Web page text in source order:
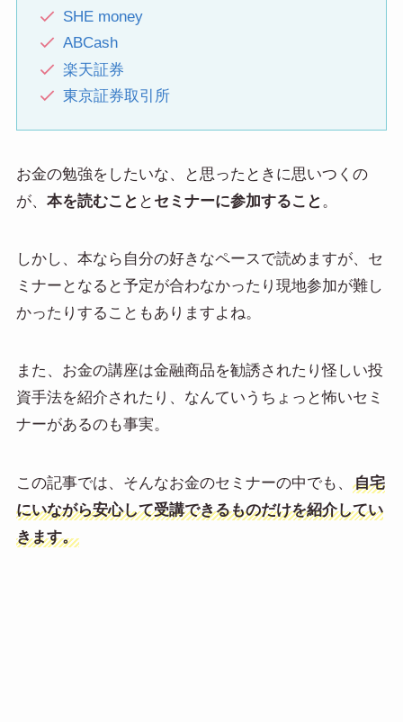
SHE money
ABCash
楽天証券
東京証券取引所
お金の勉強をしたいな、と思ったときに思いつくの
が、 本を読むこと と セミナーに参加すること 。
しかし、本なら自分の好きなペースで読めますが、セ
ミナーとなると予定が合わなかったり現地参加が難し
かったりすることもありますよね。
また、お金の講座は金融商品を勧誘されたり怪しい投
資手法を紹介されたり、なんていうちょっと怖いセミ
ナーがあるのも事実。
この記事では、そんなお金のセミナーの中でも、
自宅
にいながら安心して受講できるものだけを紹介してい
きます。